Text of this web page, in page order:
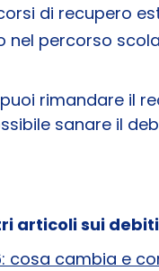
di recupero
nel percorso
rimandare il
sanare il
articoli sui
cosa cambia e